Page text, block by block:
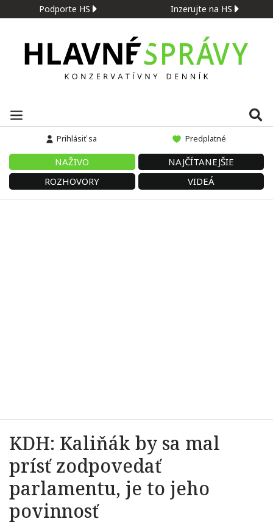
Podporte HS Inzerujte na HS
Prihlásiť sa Predplatné
NAŽIVO
NAJČÍTANEJŠIE
ROZHOVORY
VIDEÁ
KDH: Kaliňák by sa mal
prísť zodpovedať
parlamentu, je to jeho
povinnosť